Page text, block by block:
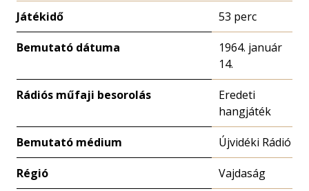
Játékidő 53 perc
Bemutató dátuma
1964. január
14.
Rádiós műfaji besorolás
Eredeti
hangjáték
Bemutató médium Újvidéki Rádió
Régió Vajdaság